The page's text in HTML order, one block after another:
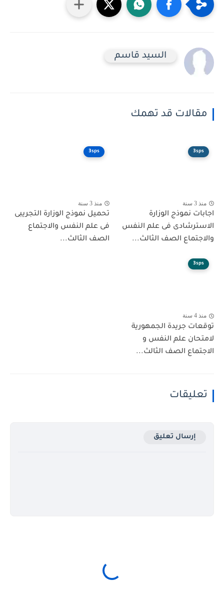
السيد قاسم
قد تهمك
نموذج الوزارة
فى علم النفس
الصف الثالث...
تحميل نموذج الوزارة التجريبى
فى علم النفس والاجتماع
الصف الثالث...
جريدة الجمهورية
علم النفس و
الصف الثالث...
إرسال تعليق